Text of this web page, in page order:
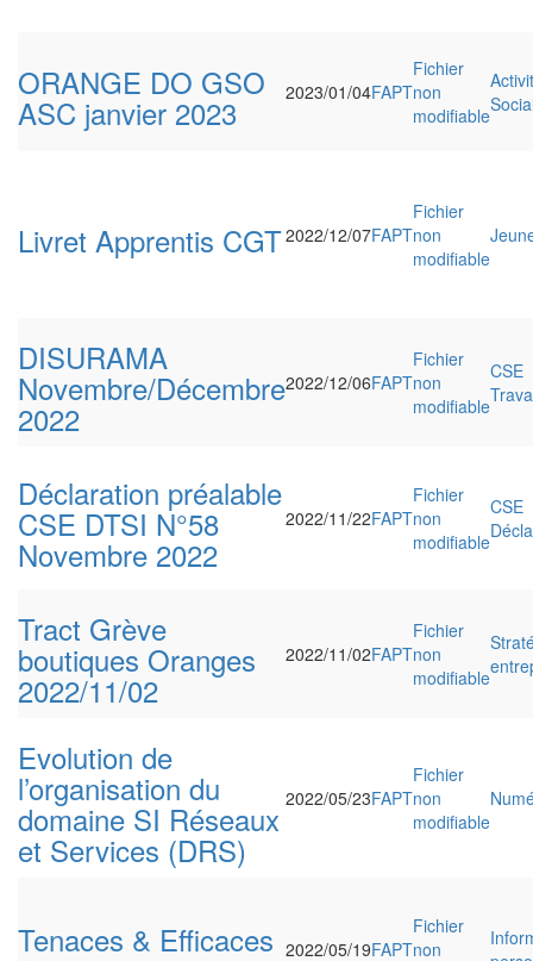
ORANGE DO GSO
ASC janvier 2023 2023/01/04FAPT
Fichier
non
modifiable
Livret Apprentis CGT2022/12/07FAPT
Fichier
non
modifiable
DISURAMA
Novembre/Décembre
2022
2022/12/06FAPT
Fichier
non
modifiable
CSE
Déclaration préalable
CSE DTSI N°58
Novembre 2022
2022/11/22FAPT
Fichier
non
modifiable
CSE
Tract Grève
boutiques Oranges
2022/11/02
2022/11/02FAPT
Fichier
non
modifiable
Evolution de
l’organisation du
domaine SI Réseaux
et Services (DRS)
2022/05/23FAPT
Fichier
non
modifiable
Tenaces & Efficaces 2022/05/19FAPT
Fichier
non